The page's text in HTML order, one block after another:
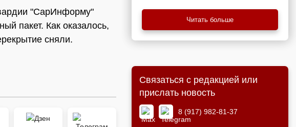
"СарИнформу"
пакет. Как оказалось,
сняли.
Читать больше
Связаться с редакцией или
прислать новость
8 (917) 982-81-37